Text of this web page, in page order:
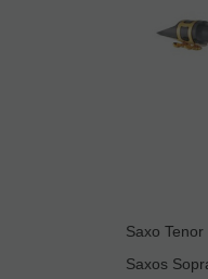
Saxo
Saxos